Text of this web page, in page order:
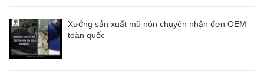
Xưởng sản xuất mũ nón chuyên nhận đơn OEM
toàn quốc